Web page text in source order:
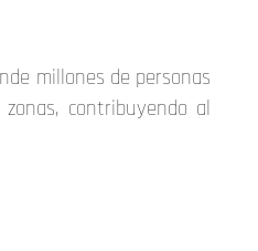
millones de personas
contribuyendo al